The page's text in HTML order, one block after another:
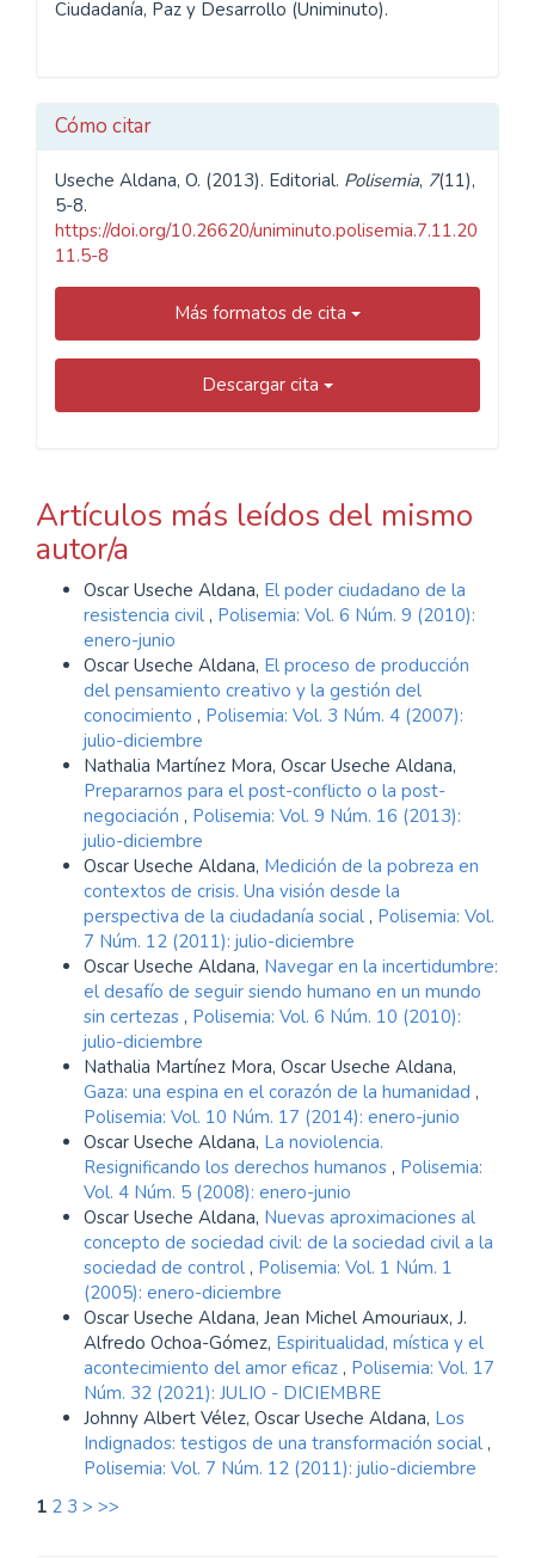
Ciudadanía, Paz y Desarrollo (Uniminuto).
Cómo citar
Useche Aldana, O. (2013). Editorial. Polisemia, 7(11),
5-8.
https://doi.org/10.26620/uniminuto.polisemia.7.11.20
11.5-8
Más formatos de cita
Descargar cita
Artículos más leídos del mismo
autor/a
Oscar Useche Aldana, El poder ciudadano de la
resistencia civil , Polisemia: Vol. 6 Núm. 9 (2010):
enero-junio
Oscar Useche Aldana, El proceso de producción
del pensamiento creativo y la gestión del
conocimiento , Polisemia: Vol. 3 Núm. 4 (2007):
julio-diciembre
Nathalia Martínez Mora, Oscar Useche Aldana,
Prepararnos para el post-conflicto o la post-
negociación , Polisemia: Vol. 9 Núm. 16 (2013):
julio-diciembre
Oscar Useche Aldana, Medición de la pobreza en
contextos de crisis. Una visión desde la
perspectiva de la ciudadanía social , Polisemia: Vol.
7 Núm. 12 (2011): julio-diciembre
Oscar Useche Aldana, Navegar en la incertidumbre:
el desafío de seguir siendo humano en un mundo
sin certezas , Polisemia: Vol. 6 Núm. 10 (2010):
julio-diciembre
Nathalia Martínez Mora, Oscar Useche Aldana,
Gaza: una espina en el corazón de la humanidad ,
Polisemia: Vol. 10 Núm. 17 (2014): enero-junio
Oscar Useche Aldana, La noviolencia.
Resignificando los derechos humanos , Polisemia:
Vol. 4 Núm. 5 (2008): enero-junio
Oscar Useche Aldana, Nuevas aproximaciones al
concepto de sociedad civil: de la sociedad civil a la
sociedad de control , Polisemia: Vol. 1 Núm. 1
(2005): enero-diciembre
Oscar Useche Aldana, Jean Michel Amouriaux, J.
Alfredo Ochoa-Gómez, Espiritualidad, mística y el
acontecimiento del amor eficaz , Polisemia: Vol. 17
Núm. 32 (2021): JULIO - DICIEMBRE
Johnny Albert Vélez, Oscar Useche Aldana, Los
Indignados: testigos de una transformación social ,
Polisemia: Vol. 7 Núm. 12 (2011): julio-diciembre
1 2 3 > >>